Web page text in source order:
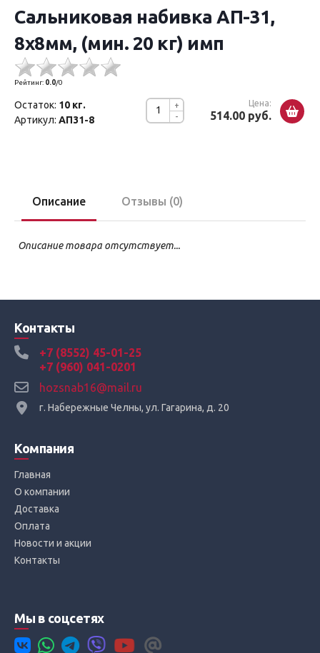
Сальниковая набивка АП-31,
8x8мм, (мин. 20 кг) имп
Рейтинг: 0.0/0
-
+ Цена:
514.00 руб.
Остаток: 10 кг.
Артикул: АП31-8
Описание Отзывы (0)
Описание товара отсутствует...
Контакты
+7 (8552) 45-01-25
+7 (960) 041-0201
hozsnab16@mail.ru
г. Набережные Челны, ул. Гагарина, д. 20
Компания
Главная
О компании
Доставка
Оплата
Новости и акции
Контакты
Мы в соцсетях